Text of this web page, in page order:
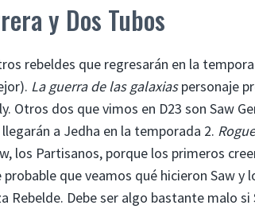
y Dos Tubos
rebeldes que regresarán en la
La guerra de las galaxiaspersonaje
Otros dos que vimos en D23 son Saw
a Jedha en la temporada 2.
los Partisanos, porque los primeros
que veamos qué hicieron Saw
Rebelde. Debe ser algo bastante malo